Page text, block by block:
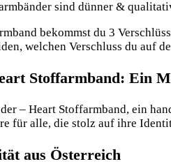
sind dünner &
bekommst du 3
welchen Verschluss du auf
Stoffarmband: Ein
– Heart Stoffarmband, ein
für alle, die stolz auf ihre
aus Österreich